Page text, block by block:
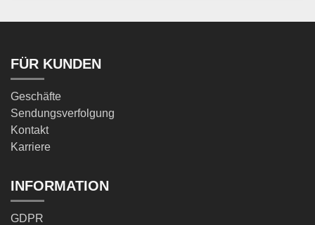
FÜR KUNDEN
Geschäfte
Sendungsverfolgung
Kontakt
Karriere
INFORMATION
GDPR